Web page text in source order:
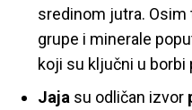
sredinom jutra. Osim
grupe i minerale
koji su ključni u borbi
Jaja su odličan izvor